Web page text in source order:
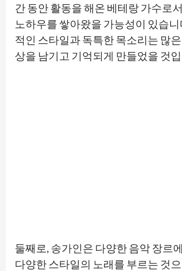
간 동안 활동을 해온 베테랑 가수로
노하우를 쌓아왔을 가능성이 있습
적인 스타일과 독특한 목소리는 많
상을 남기고 기억되게 만들었을 것
둘째로, 송가인은 다양한 음악 장르
다양한 스타일의 노래를 부르는 것